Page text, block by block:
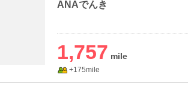
ANAでんき
1,757
+175mile